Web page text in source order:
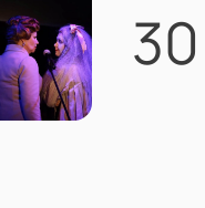
30